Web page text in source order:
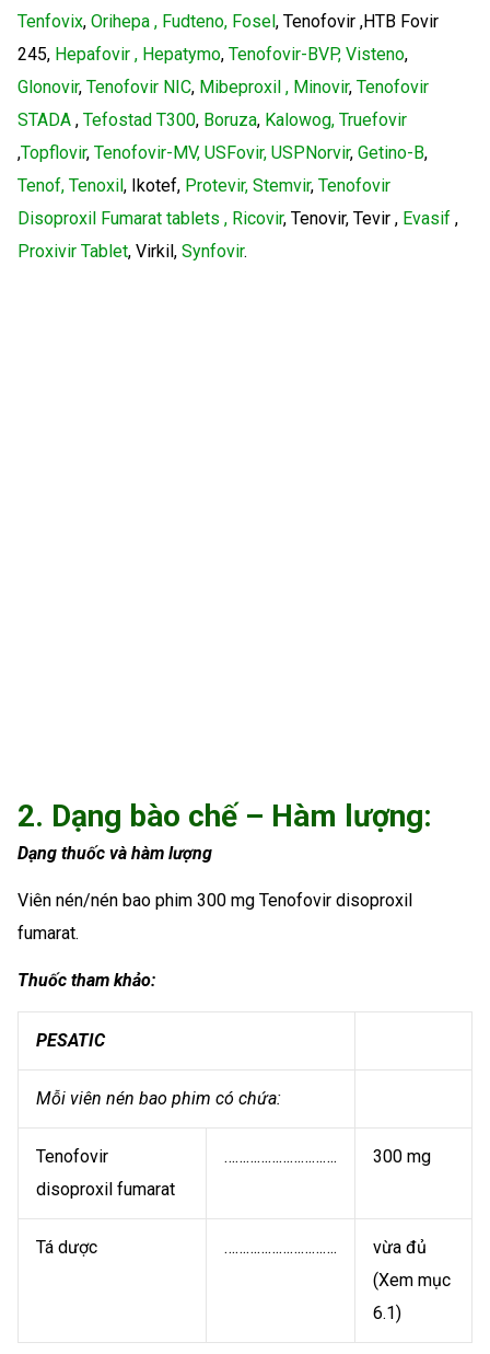
Tenfovix, Orihepa , Fudteno, Fosel, Tenofovir ,HTB Fovir
245, Hepafovir , Hepatymo, Tenofovir-BVP, Visteno,
Glonovir, Tenofovir NIC, Mibeproxil , Minovir, Tenofovir
STADA , Tefostad T300, Boruza, Kalowog, Truefovir
,Topflovir, Tenofovir-MV, USFovir, USPNorvir, Getino-B,
Tenof, Tenoxil, Ikotef, Protevir, Stemvir, Tenofovir
Disoproxil Fumarat tablets , Ricovir, Tenovir, Tevir , Evasif ,
Proxivir Tablet, Virkil, Synfovir.
2. Dạng bào chế – Hàm lượng:
Dạng thuốc và hàm lượng
Viên nén/nén bao phim 300 mg Tenofovir disoproxil
fumarat.
Thuốc tham khảo:
PESATIC
Mỗi viên nén bao phim có chứa:
Tenofovir
disoproxil fumarat
…………………………. 300 mg
Tá dược ………………………….
vừa đủ
(Xem mục
6.1)